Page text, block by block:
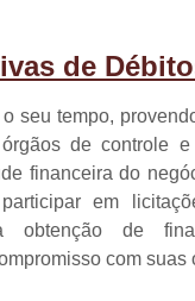
de
seu tempo,
de controle
financeira do
em
obtenção de
com suas